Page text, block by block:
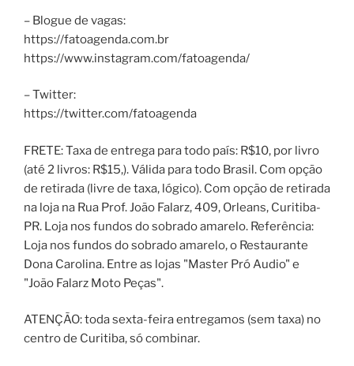
– Blogue de vagas:
https://fatoagenda.com.br
https://www.instagram.com/fatoagenda/
– Twitter:
https://twitter.com/fatoagenda
FRETE: Taxa de entrega para todo país: R$10, por livro
(até 2 livros: R$15,). Válida para todo Brasil. Com opção
de retirada (livre de taxa, lógico). Com opção de retirada
na loja na Rua Prof. João Falarz, 409, Orleans, Curitiba-
PR. Loja nos fundos do sobrado amarelo. Referência:
Loja nos fundos do sobrado amarelo, o Restaurante
Dona Carolina. Entre as lojas "Master Pró Audio" e
"João Falarz Moto Peças".
ATENÇÃO: toda sexta-feira entregamos (sem taxa) no
centro de Curitiba, só combinar.